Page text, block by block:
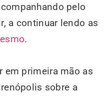
pelo
a continuar lendo as
.
em primeira mão as
sobre a